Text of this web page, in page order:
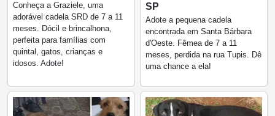
Conheça a Graziele, uma
adorável cadela SRD de 7 a 11
meses. Dócil e brincalhona,
perfeita para famílias com
quintal, gatos, crianças e
idosos. Adote!
SP
Adote a pequena cadela
encontrada em Santa Bárbara
d'Oeste. Fêmea de 7 a 11
meses, perdida na rua Tupis. Dê
uma chance a ela!